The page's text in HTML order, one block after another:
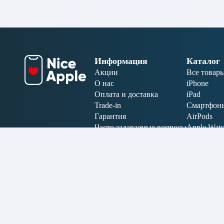
Информация
Акции
О нас
Оплата и доставка
Trade-in
Гарантия
Часто задаваемые вопросы
Каталог
Все
iPhone
iPad
AirPods
Apple